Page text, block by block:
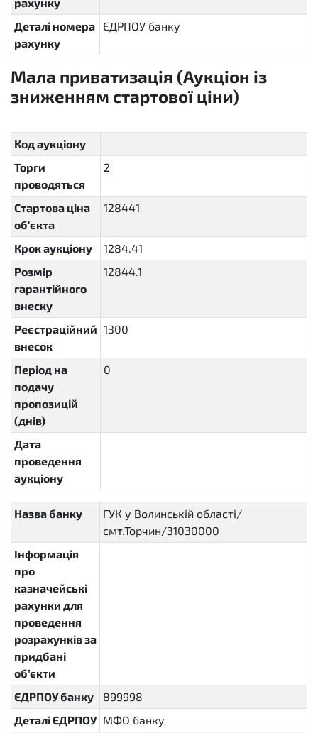
Деталі номера
рахунку
ЄДРПОУ банку
Мала приватизація (Аукціон із
зниженням стартової ціни)
Код аукціону
Торги
проводяться
2
Стартова ціна
об'єкта
128441
Крок аукціону
1284.41
Розмір
гарантійного
внеску
12844.1
Реєстраційний
внесок
1300
Період на
подачу
пропозицій
(днів)
0
Дата
проведення
аукціону
Назва банку
ГУК у Волинській області/
смт.Торчин/31030000
Інформація
про
казначейські
рахунки для
проведення
розрахунків за
придбані
об’єкти
ЄДРПОУ банку
899998
Деталі ЄДРПОУ МФО банку